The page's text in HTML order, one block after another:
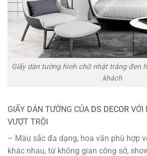
Giấy dán tường hình chữ nhật trắng đen
khách
GIẤY DÁN TƯỜNG CỦA DS DECOR VỚI
VƯỢT TRỘI
– Màu sắc đa dạng, hoa văn phù hợp
khác nhau, từ không gian công sở,